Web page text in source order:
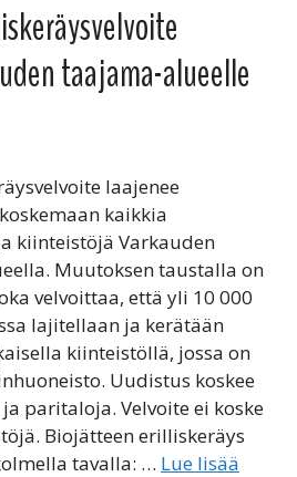
taajama-alueelle
laajenee
kaikkia
kiinteistöjä Varkauden
Muutoksen taustalla on
velvoittaa, että yli 10 000
lajitellaan ja kerätään
kiinteistöllä, jossa on
Uudistus koskee
paritaloja. Velvoite ei koske
Biojätteen erilliskeräys
tavalla: … Lue lisää